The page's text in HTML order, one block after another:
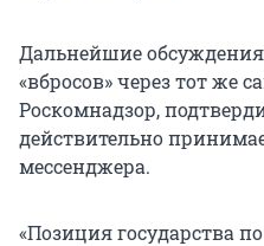
Дальнейшие
«вбросов» через тот же
Роскомнадзор,
действительно
мессенджера.
«Позиция государства